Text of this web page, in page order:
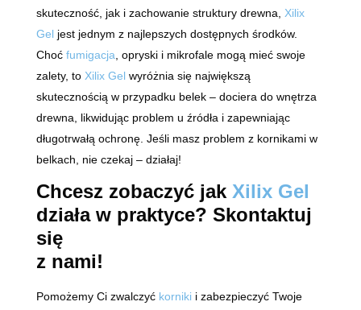
skuteczność, jak i zachowanie struktury drewna, Xilix
Geljest jednym z najlepszych dostępnych środków.
Choć fumigacja, opryski i mikrofale mogą mieć swoje
zalety, to Xilix Gelwyróżnia się największą
skutecznością w przypadku belek – dociera do wnętrza
drewna, likwidując problem u źródła i zapewniając
długotrwałą ochronę. Jeśli masz problem z kornikami w
belkach, nie czekaj – działaj!
Chcesz zobaczyć jak Xilix Gel
działa w praktyce? Skontaktuj
się
z nami!
Pomożemy Ci zwalczyć kornikii zabezpieczyć Twoje